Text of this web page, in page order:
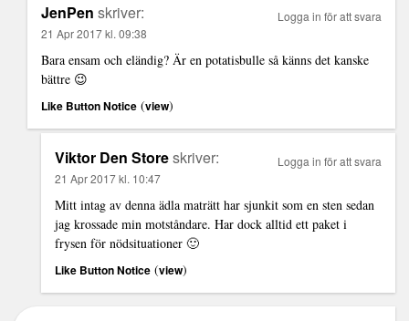
JenPen skriver:
21 Apr 2017 kl. 09:38
Bara ensam och eländig? Är en potatisbulle så känns det kanske
bättre 😉
Like Button Notice (view)
Logga in för att svara
Viktor Den Storeskriver:
21 Apr 2017 kl. 10:47
Mitt intag av denna ädla maträtt har sjunkit som en sten sedan
jag krossade min motståndare. Har dock alltid ett paket i
frysen för nödsituationer 🙂
Like Button Notice (view)
Logga in för att svara